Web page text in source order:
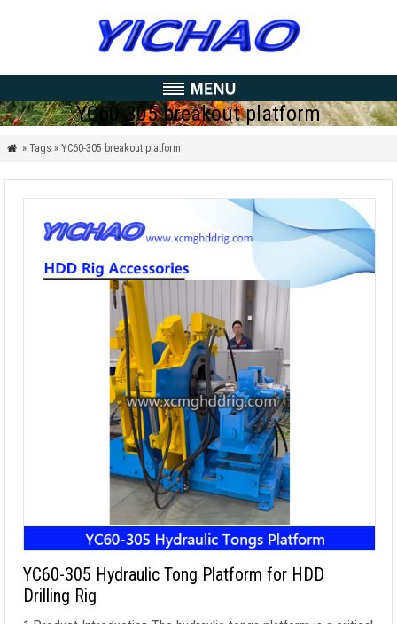
YC60-305 breakout platform
 » Tags » YC60-305 breakout platform
YC60-305 Hydraulic Tong Platform for HDD
Drilling Rig